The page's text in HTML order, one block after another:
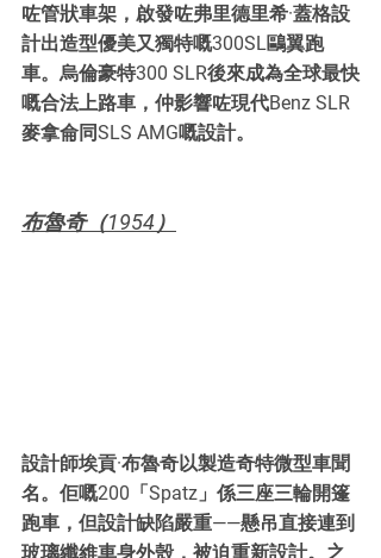
咗管狀車架，啟發咗弗里德里希·蓋格設
計出造型優美又獨特嘅300SL鷗翼跑
車。烏倫豪特300 SLR後來成為全球最快
嘅合法上路車，仲影響咗現代Benz SLR
麥拿侖同SLS AMG嘅設計。
布魯奇（1954）
設計師埃貢·布魯奇以製造奇特微型車聞
名。佢嘅200「Spatz」係三座三輪開篷
跑車，但設計缺陷嚴重——懸吊直接連到
玻璃纖維車身外殼，被迫重新設計。之